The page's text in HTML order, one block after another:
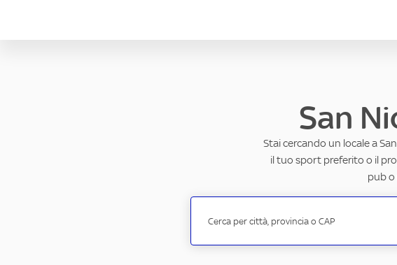
San
Stai cercando un locale a
il tuo sport preferito o il
pub o